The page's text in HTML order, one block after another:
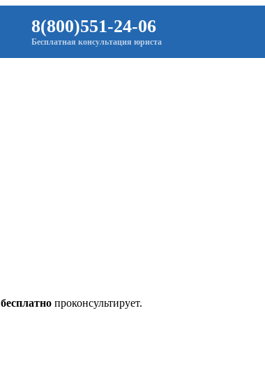
8(800)551-24-06
Бесплатная консультация юриста
бесплатно проконсультирует.